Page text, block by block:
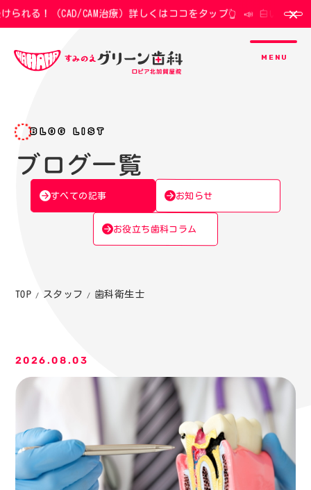
る！（CAD/CAM治療）詳しくはココをタップ👆 📣 白い歯が保険適
医院ブログ
院長紹介
診療案内
むし歯治療 ホワイトニング
詰め物・被せ物
インプラント
入れ歯
BLOG LIST
ブログ一覧
すべての記事 お知らせ
お役立ち歯科コラム
TOP / スタッフ / 歯科衛生士
2026.08.03